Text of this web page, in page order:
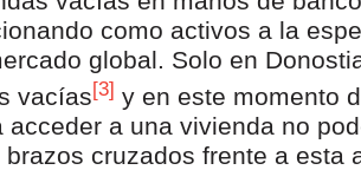
como activos a la
global. Solo en
vacías[3] y en este momento
acceder a una vivienda no
cruzados frente a esta